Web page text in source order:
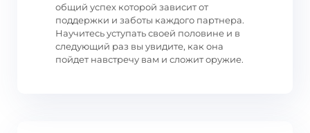
общий успех которой зависит от
поддержки и заботы каждого партнера.
Научитесь уступать своей половине и в
следующий раз вы увидите, как она
пойдет навстречу вам и сложит оружие.